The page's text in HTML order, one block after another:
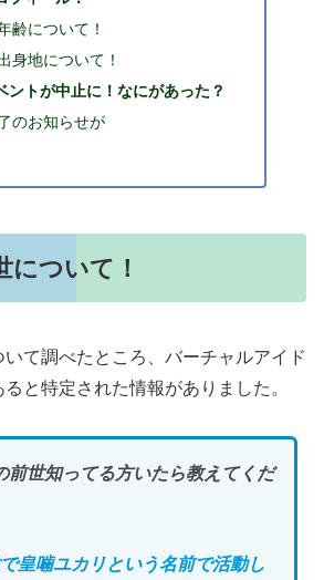
齢について！
身地について！
ントが中止に！なにがあった？
のお知らせが
について！
て調べたところ、バーチャルアイド
と特定された情報がありました。
前世知ってる方いたら教えてくだ
皇噛ユカリという名前で活動し